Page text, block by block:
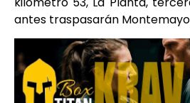
antes traspasarán